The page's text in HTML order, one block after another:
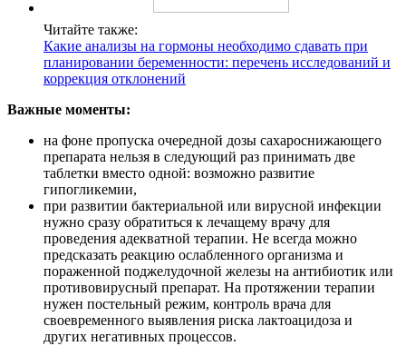
Читайте также:
Какие анализы на гормоны необходимо сдавать при
планировании беременности: перечень исследований и
коррекция отклонений
Важные моменты:
на фоне пропуска очередной дозы сахароснижающего
препарата нельзя в следующий раз принимать две
таблетки вместо одной: возможно развитие
гипогликемии,
при развитии бактериальной или вирусной инфекции
нужно сразу обратиться к лечащему врачу для
проведения адекватной терапии. Не всегда можно
предсказать реакцию ослабленного организма и
пораженной поджелудочной железы на антибиотик или
противовирусный препарат. На протяжении терапии
нужен постельный режим, контроль врача для
своевременного выявления риска лактоацидоза и
других негативных процессов.